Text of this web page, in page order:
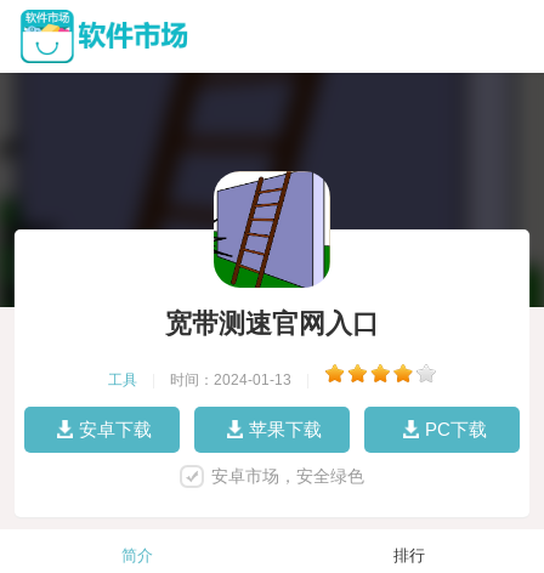
宽带测速官网入口
工具 时间：2024-01-13
安卓下载 苹果下载 PC下载
安卓市场，安全绿色
简介 排行